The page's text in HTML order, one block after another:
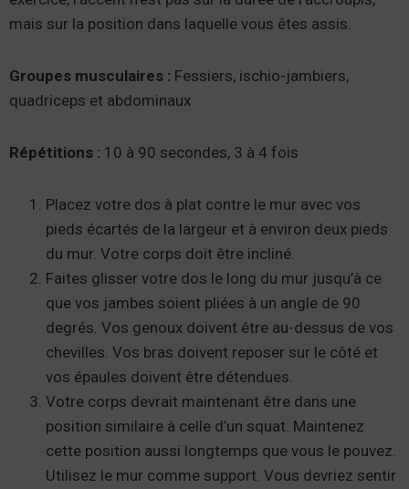
mais sur la position dans laquelle vous êtes assis.
Groupes musculaires : Fessiers, ischio-jambiers,
quadriceps et abdominaux
Répétitions : 10 à 90 secondes, 3 à 4 fois
Placez votre dos à plat contre le mur avec vos
pieds écartés de la largeur et à environ deux pieds
du mur. Votre corps doit être incliné.
Faites glisser votre dos le long du mur jusqu’à ce
que vos jambes soient pliées à un angle de 90
degrés. Vos genoux doivent être au-dessus de vos
chevilles. Vos bras doivent reposer sur le côté et
vos épaules doivent être détendues.
Votre corps devrait maintenant être dans une
position similaire à celle d’un squat. Maintenez
cette position aussi longtemps que vous le pouvez.
Utilisez le mur comme support. Vous devriez sentir